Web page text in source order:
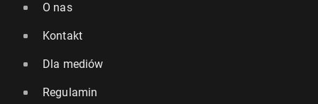
O nas
Kontakt
Dla mediów
Regulamin